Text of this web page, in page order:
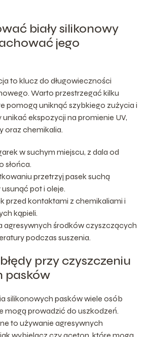
biały silikonowy
jego
to klucz do długowieczności
Warto przestrzegać kilku
pomogą uniknąć szybkiego zużycia i
ekspozycji na promienie UV,
oraz chemikalia.
w suchym miejscu, z dala od
słońca.
przetrzyj pasek suchą
pot i oleje.
przed kontaktami z chemikaliami i
kąpieli.
agresywnych środków czyszczących
podczas suszenia.
przy czyszczeniu
pasków
silikonowych pasków wiele osób
mogą prowadzić do uszkodzeń.
to używanie agresywnych